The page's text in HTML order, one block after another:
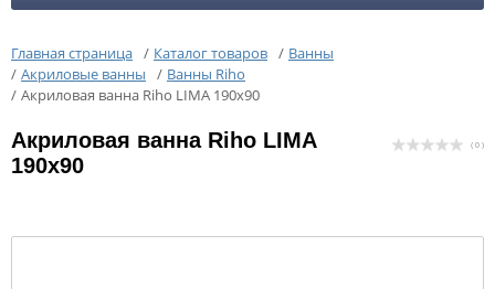
Главная страница / Каталог товаров / Ванны
/ Акриловые ванны / Ванны Riho
/ Акриловая ванна Riho LIMA 190x90
Акриловая ванна Riho LIMA
190x90
( 0 )